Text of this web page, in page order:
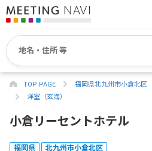
TOP PAGE 福岡県北九州市小倉北区
洋室（玄海）
小倉リーセントホテル
福岡県 北九州市小倉北区